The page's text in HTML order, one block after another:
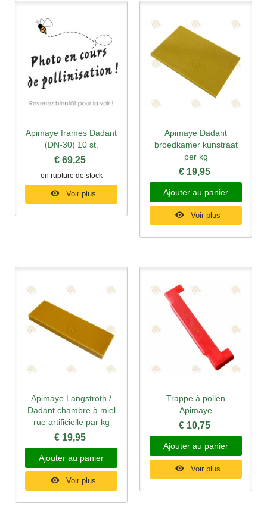
Apimaye frames Dadant
(DN-30) 10 st.
€ 69,25
en rupture de stock
Voir plus
Apimaye Dadant
broedkamer kunstraat
per kg
€ 19,95
Ajouter au panier
Voir plus
Apimaye Langstroth /
Dadant chambre à miel
rue artificielle par kg
€ 19,95
Ajouter au panier
Voir plus
Trappe à pollen
Apimaye
€ 10,75
Ajouter au panier
Voir plus